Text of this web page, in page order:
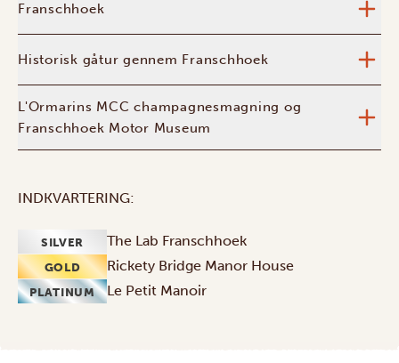
Franschhoek
Historisk gåtur gennem Franschhoek
L'Ormarins MCC champagnesmagning og
Franschhoek Motor Museum
INDKVARTERING:
SILVER The Lab Franschhoek
GOLD Rickety Bridge Manor House
PLATINUM Le Petit Manoir